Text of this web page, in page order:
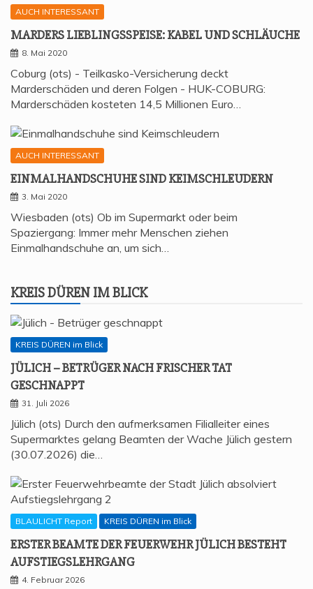
AUCH INTERESSANT
MAR­DERS LIEB­LINGS­SPEI­SE: KABEL UND SCHLÄUCHE
8. Mai 2020
Coburg (ots) - Teilkasko-Versicherung deckt
Marderschäden und deren Folgen - HUK-COBURG:
Marderschäden kosteten 14,5 Millionen Euro…
AUCH INTERESSANT
EIN­MAL­HAND­SCHU­HE SIND KEIMSCHLEUDERN
3. Mai 2020
Wiesbaden (ots) Ob im Supermarkt oder beim
Spaziergang: Immer mehr Menschen ziehen
Einmalhandschuhe an, um sich…
KREIS DÜREN IM BLICK
KREIS DÜREN im Blick
JÜLICH – BETRÜ­GER NACH FRI­SCHER TAT
GESCHNAPPT
31. Juli 2026
Jülich (ots) Durch den aufmerksamen Filialleiter eines
Supermarktes gelang Beamten der Wache Jülich gestern
(30.07.2026) die…
BLAULICHT Report KREIS DÜREN im Blick
ERS­TER BEAM­TE DER FEU­ER­WEHR JÜLICH BESTEHT
AUFSTIEGSLEHRGANG
4. Februar 2026